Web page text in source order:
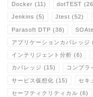
Docker (11) dotTEST
Jenkins (5) Jtest (52)
Parasoft DTP (38)
アプリケーションカバレッジ
インテリジェント分析 (6)
カバレッジ (15) コンプラ
サービス仮想化 (15) セキ
セーフティクリティカル (6)